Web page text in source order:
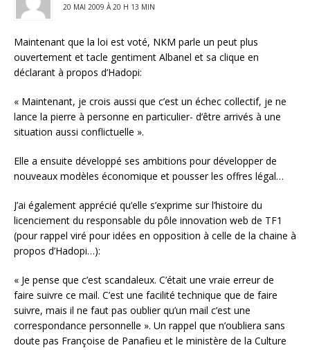
20 MAI 2009 À 20 H 13 MIN
Maintenant que la loi est voté, NKM parle un peut plus
ouvertement et tacle gentiment Albanel et sa clique en
déclarant à propos d’Hadopi:
« Maintenant, je crois aussi que c’est un échec collectif, je ne
lance la pierre à personne en particulier- d’être arrivés à une
situation aussi conflictuelle ».
Elle a ensuite développé ses ambitions pour développer de
nouveaux modèles économique et pousser les offres légal…
J’ai également apprécié qu’elle s’exprime sur l’histoire du
licenciement du responsable du pôle innovation web de TF1
(pour rappel viré pour idées en opposition à celle de la chaine à
propos d’Hadopi…):
« Je pense que c’est scandaleux. C’était une vraie erreur de
faire suivre ce mail. C’est une facilité technique que de faire
suivre, mais il ne faut pas oublier qu’un mail c’est une
correspondance personnelle ». Un rappel que n’oubliera sans
doute pas Françoise de Panafieu et le ministère de la Culture